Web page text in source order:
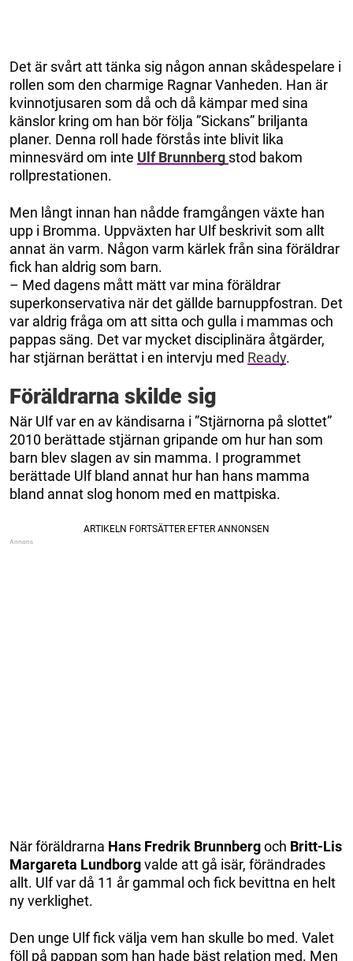
Det är svårt att tänka sig någon annan skådespelare i
rollen som den charmige Ragnar Vanheden. Han är
kvinnotjusaren som då och då kämpar med sina
känslor kring om han bör följa ”Sickans” briljanta
planer. Denna roll hade förstås inte blivit lika
minnesvärd om inte Ulf Brunnberg stod bakom
rollprestationen.
Men långt innan han nådde framgången växte han
upp i Bromma. Uppväxten har Ulf beskrivit som allt
annat än varm. Någon varm kärlek från sina föräldrar
fick han aldrig som barn.
– Med dagens mått mätt var mina föräldrar
superkonservativa när det gällde barnuppfostran. Det
var aldrig fråga om att sitta och gulla i mammas och
pappas säng. Det var mycket disciplinära åtgärder,
har stjärnan berättat i en intervju med Ready.
Föräldrarna skilde sig
När Ulf var en av kändisarna i ”Stjärnorna på slottet”
2010 berättade stjärnan gripande om hur han som
barn blev slagen av sin mamma. I programmet
berättade Ulf bland annat hur han hans mamma
bland annat slog honom med en mattpiska.
När föräldrarna Hans Fredrik Brunnbergoch Britt-Lis
Margareta Lundborgvalde att gå isär, förändrades
allt. Ulf var då 11 år gammal och fick bevittna en helt
ny verklighet.
Den unge Ulf fick välja vem han skulle bo med. Valet
föll på pappan som han hade bäst relation med. Men